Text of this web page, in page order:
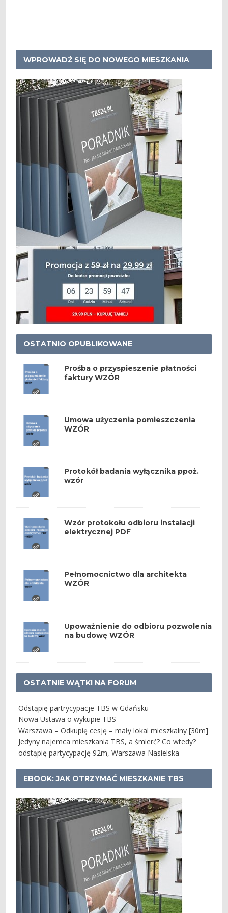
WPROWADŹ SIĘ DO NOWEGO MIESZKANIA
OSTATNIO OPUBLIKOWANE
Prośba o przyspieszenie płatności
faktury WZÓR
Umowa użyczenia pomieszczenia
WZÓR
Protokół badania wyłącznika ppoż.
wzór
Wzór protokołu odbioru instalacji
elektrycznej PDF
Pełnomocnictwo dla architekta
WZÓR
Upoważnienie do odbioru pozwolenia
na budowę WZÓR
OSTATNIE WĄTKI NA FORUM
Odstąpię partrycypacje TBS w Gdańsku
Nowa Ustawa o wykupie TBS
Warszawa – Odkupię cesję – mały lokal mieszkalny [30m]
Jedyny najemca mieszkania TBS, a śmierć? Co wtedy?
odstąpię partycypację 92m, Warszawa Nasielska
EBOOK: JAK OTRZYMAĆ MIESZKANIE TBS